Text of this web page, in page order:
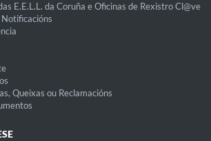
E.E.L.L. da Coruña e Oficinas de Rexistro Cl@ve
Queixas ou Reclamacións